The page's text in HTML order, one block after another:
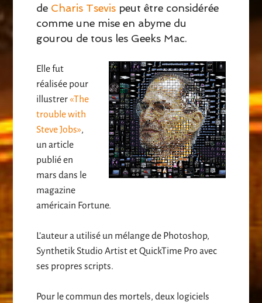
de Charis Tsevis peut être considérée
comme une mise en abyme du
gourou de tous les Geeks Mac.
Elle fut
réalisée pour
illustrer «The
trouble with
Steve Jobs»,
un article
publié en
mars dans le
magazine
américain Fortune.
L’auteur a utilisé un mélange de Photoshop,
Synthetik Studio Artist et QuickTime Pro avec
ses propres scripts.
Pour le commun des mortels, deux logiciels